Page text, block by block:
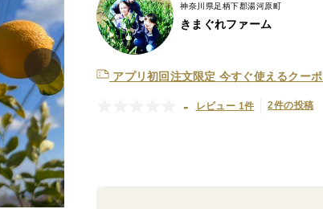
神奈川県足柄下郡湯河原町
きまぐれファーム
アプリ初回注文限定 今すぐ使えるクー
- レビュー 1件 2件の投稿